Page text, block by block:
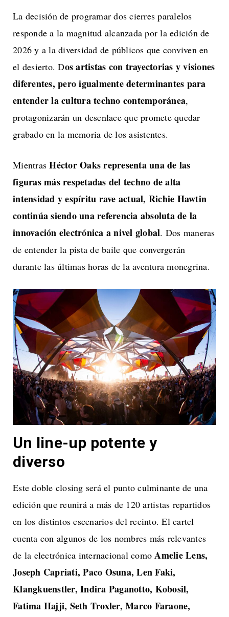
La decisión de programar dos cierres paralelos
responde a la magnitud alcanzada por la edición de
2026 y a la diversidad de públicos que conviven en
el desierto. Dos artistas con trayectorias y visiones
diferentes, pero igualmente determinantes para
entender la cultura techno contemporánea,
protagonizarán un desenlace que promete quedar
grabado en la memoria de los asistentes.
MientrasHéctor Oaks representa una de las
figuras más respetadas del techno de alta
intensidad y espíritu rave actual, Richie Hawtin
continúa siendo una referencia absoluta de la
innovación electrónica a nivel global. Dos maneras
de entender la pista de baile que convergerán
durante las últimas horas de la aventura monegrina.
Un line-up potente y
diverso
Este doble closing será el punto culminante de una
edición que reunirá a más de 120 artistas repartidos
en los distintos escenarios del recinto. El cartel
cuenta con algunos de los nombres más relevantes
de la electrónica internacional como Amelie Lens,
Joseph Capriati, Paco Osuna, Len Faki,
Klangkuenstler, Indira Paganotto, Kobosil,
Fatima Hajji, Seth Troxler, Marco Faraone,